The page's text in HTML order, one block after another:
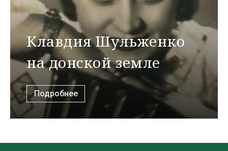
Клавдия Шульженко
на донской земле
Подробнее